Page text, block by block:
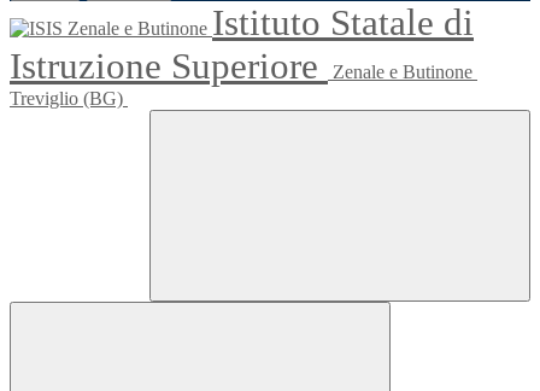
Istituto Statale di
Istruzione Superiore
Zenale e Butinone
Treviglio (BG)